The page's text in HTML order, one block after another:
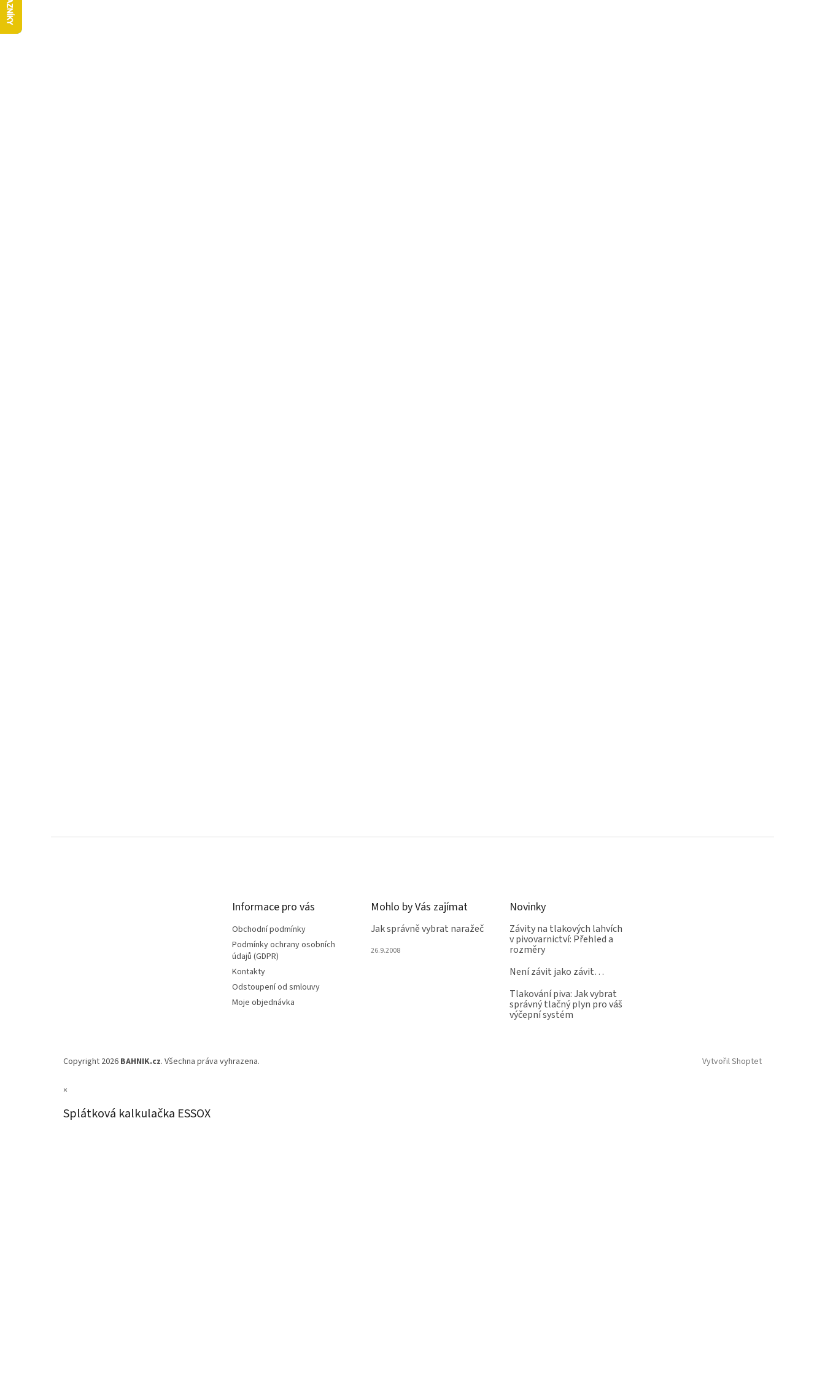
Informace pro vás
Obchodní podmínky
Podmínky ochrany osobních
údajů (GDPR)
Kontakty
Odstoupení od smlouvy
Moje objednávka
Mohlo by Vás zajímat
Jak správně vybrat naražeč
26.9.2008
Novinky
Závity na tlakových lahvích
v pivovarnictví: Přehled a
rozměry
Není závit jako závit…
Tlakování piva: Jak vybrat
správný tlačný plyn pro váš
výčepní systém
Vytvořil Shoptet
Copyright 2026 BAHNIK.cz. Všechna práva vyhrazena.
×
Splátková kalkulačka ESSOX